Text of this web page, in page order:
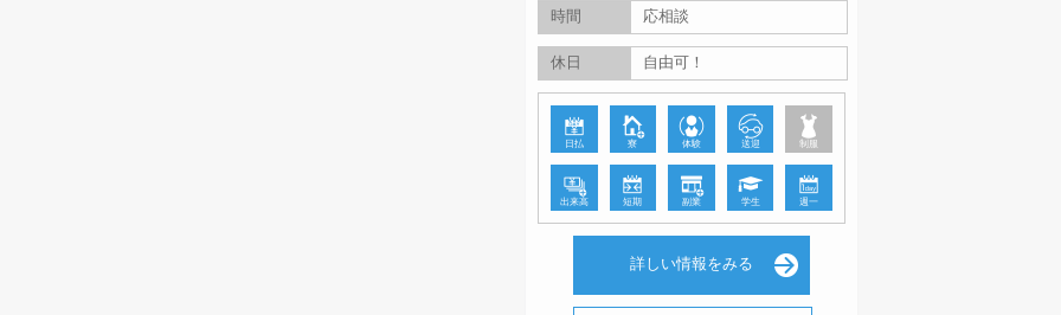
時間 応相談
休日 自由可！
日払 寮 体験 送迎 制服
出来高 短期 副業 学生 週一
詳しい情報をみる